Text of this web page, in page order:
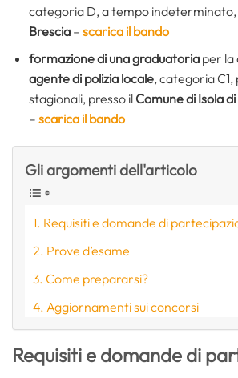
categoria D, a tempo indeterminato,
Brescia – scarica il bando
formazione di una graduatoriaper la
agente di polizia locale, categoria C1,
stagionali, presso il Comune di Isola
– scarica il bando
Gli argomenti dell'articolo
Requisiti e domande di
Prove d’esame
Come prepararsi?
Aggiornamenti sui concorsi
Requisiti e domande di